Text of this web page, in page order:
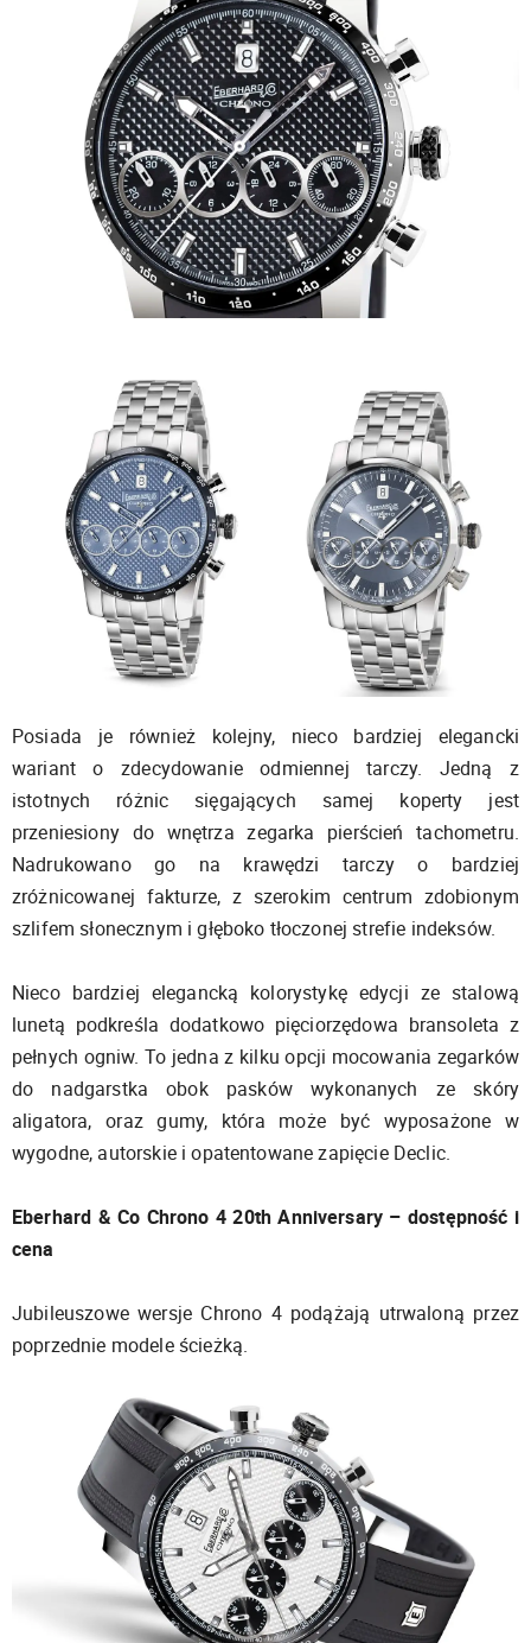
Posiada je również kolejny, nieco bardziej elegancki
wariant o zdecydowanie odmiennej tarczy. Jedną z
istotnych różnic sięgających samej koperty jest
przeniesiony do wnętrza zegarka pierścień tachometru.
Nadrukowano go na krawędzi tarczy o bardziej
zróżnicowanej fakturze, z szerokim centrum zdobionym
szlifem słonecznym i głęboko tłoczonej strefie indeksów.
Nieco bardziej elegancką kolorystykę edycji ze stalową
lunetą podkreśla dodatkowo pięciorzędowa bransoleta z
pełnych ogniw. To jedna z kilku opcji mocowania zegarków
do nadgarstka obok pasków wykonanych ze skóry
aligatora, oraz gumy, która może być wyposażone w
wygodne, autorskie i opatentowane zapięcie Declic.
Eberhard & Co Chrono 4 20th Anniversary – dostępność i
cena
Jubileuszowe wersje Chrono 4 podążają utrwaloną przez
poprzednie modele ścieżką.